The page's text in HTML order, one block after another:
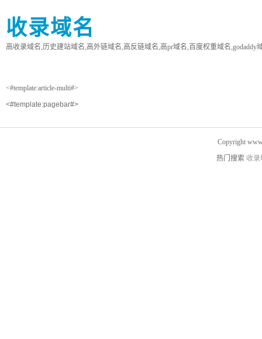
收录域名
高收录域名,历史建站域名,高外链域名,高反链域名,高pr域名,百度权重域名,godaddy
<#template:article-multi#>
<#template:pagebar#>
Copyright
热门搜索 收录